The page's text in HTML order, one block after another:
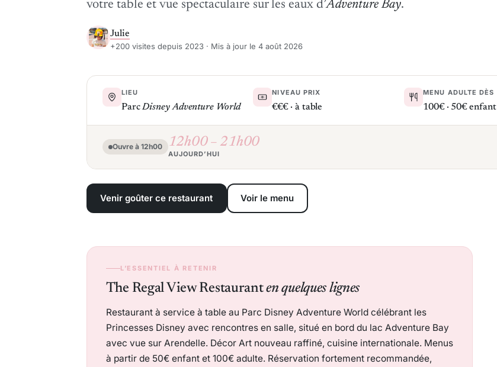
votre table et vue spectaculaire sur les eaux d’Adventure Bay.
Julie
+200 visites depuis 2023 · Mis à jour le 4 août 2026
LIEU
ParcDisney Adventure World
NIVEAU PRIX
€€€ · à table
MENU ADULTE DÈS
100€ · 50€ enfant
Ouvre à 12h00 12h00 – 21h00
AUJOURD’HUI
Venir goûter ce restaurant Voir le menu
L’ESSENTIEL À RETENIR
The Regal View Restauranten quelques lignes
Restaurant à service à table au Parc Disney Adventure World célébrant les
Princesses Disney avec rencontres en salle, situé en bord du lac Adventure Bay
avec vue sur Arendelle. Décor Art nouveau raffiné, cuisine internationale. Menus
à partir de 50€ enfant et 100€ adulte. Réservation fortement recommandée,